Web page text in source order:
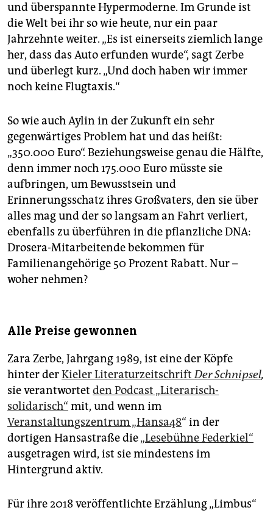
und überspannte Hypermoderne. Im Grunde ist
die Welt bei ihr so wie heute, nur ein paar
Jahrzehnte weiter. „Es ist einerseits ziemlich lange
her, dass das Auto erfunden wurde“, sagt Zerbe
und überlegt kurz. „Und doch haben wir immer
noch keine Flugtaxis.“
So wie auch Aylin in der Zukunft ein sehr
gegenwärtiges Problem hat und das heißt:
„350.000 Euro“. Beziehungsweise genau die Hälfte,
denn immer noch 175.000 Euro müsste sie
aufbringen, um Bewusstsein und
Erinnerungsschatz ihres Großvaters, den sie über
alles mag und der so langsam an Fahrt verliert,
ebenfalls zu überführen in die pflanzliche DNA:
Drosera-Mitarbeitende bekommen für
Familienangehörige 50 Prozent Rabatt. Nur –
woher nehmen?
Alle Preise gewonnen
Zara Zerbe, Jahrgang 1989, ist eine der Köpfe
hinter derKieler LiteraturzeitschriftDer Schnipsel,
sie verantwortet den Podcast „Literarisch-
solidarisch“ mit, und wenn im
Veranstaltungszentrum „Hansa48“ in der
dortigen Hansastraße die„Lesebühne Federkiel“
ausgetragen wird, ist sie mindestens im
Hintergrund aktiv.
Für ihre 2018 veröffentlichte Erzählung „Limbus“